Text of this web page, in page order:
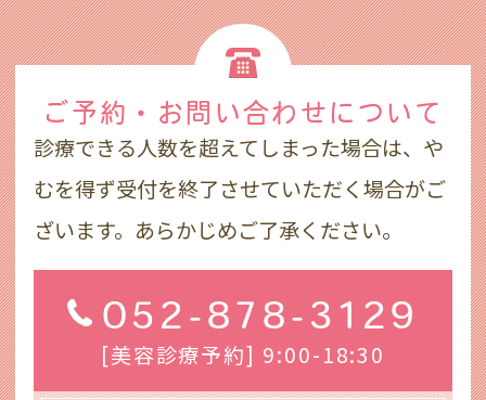
ご予約・お問い合わせ について
診療できる人数を超えてしまった場合は、や
むを得ず受付を終了させていただく場合がご
ざいます。あらかじめご了承ください。
052-878-3129
[美容診療予約] 9:00-18:30